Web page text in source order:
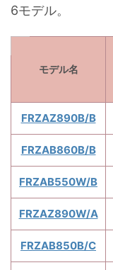
6モデル。
モデル名
FRZAZ890B/B
FRZAB860B/B
FRZAB550W/B
FRZAZ890W/A
FRZAB850B/C